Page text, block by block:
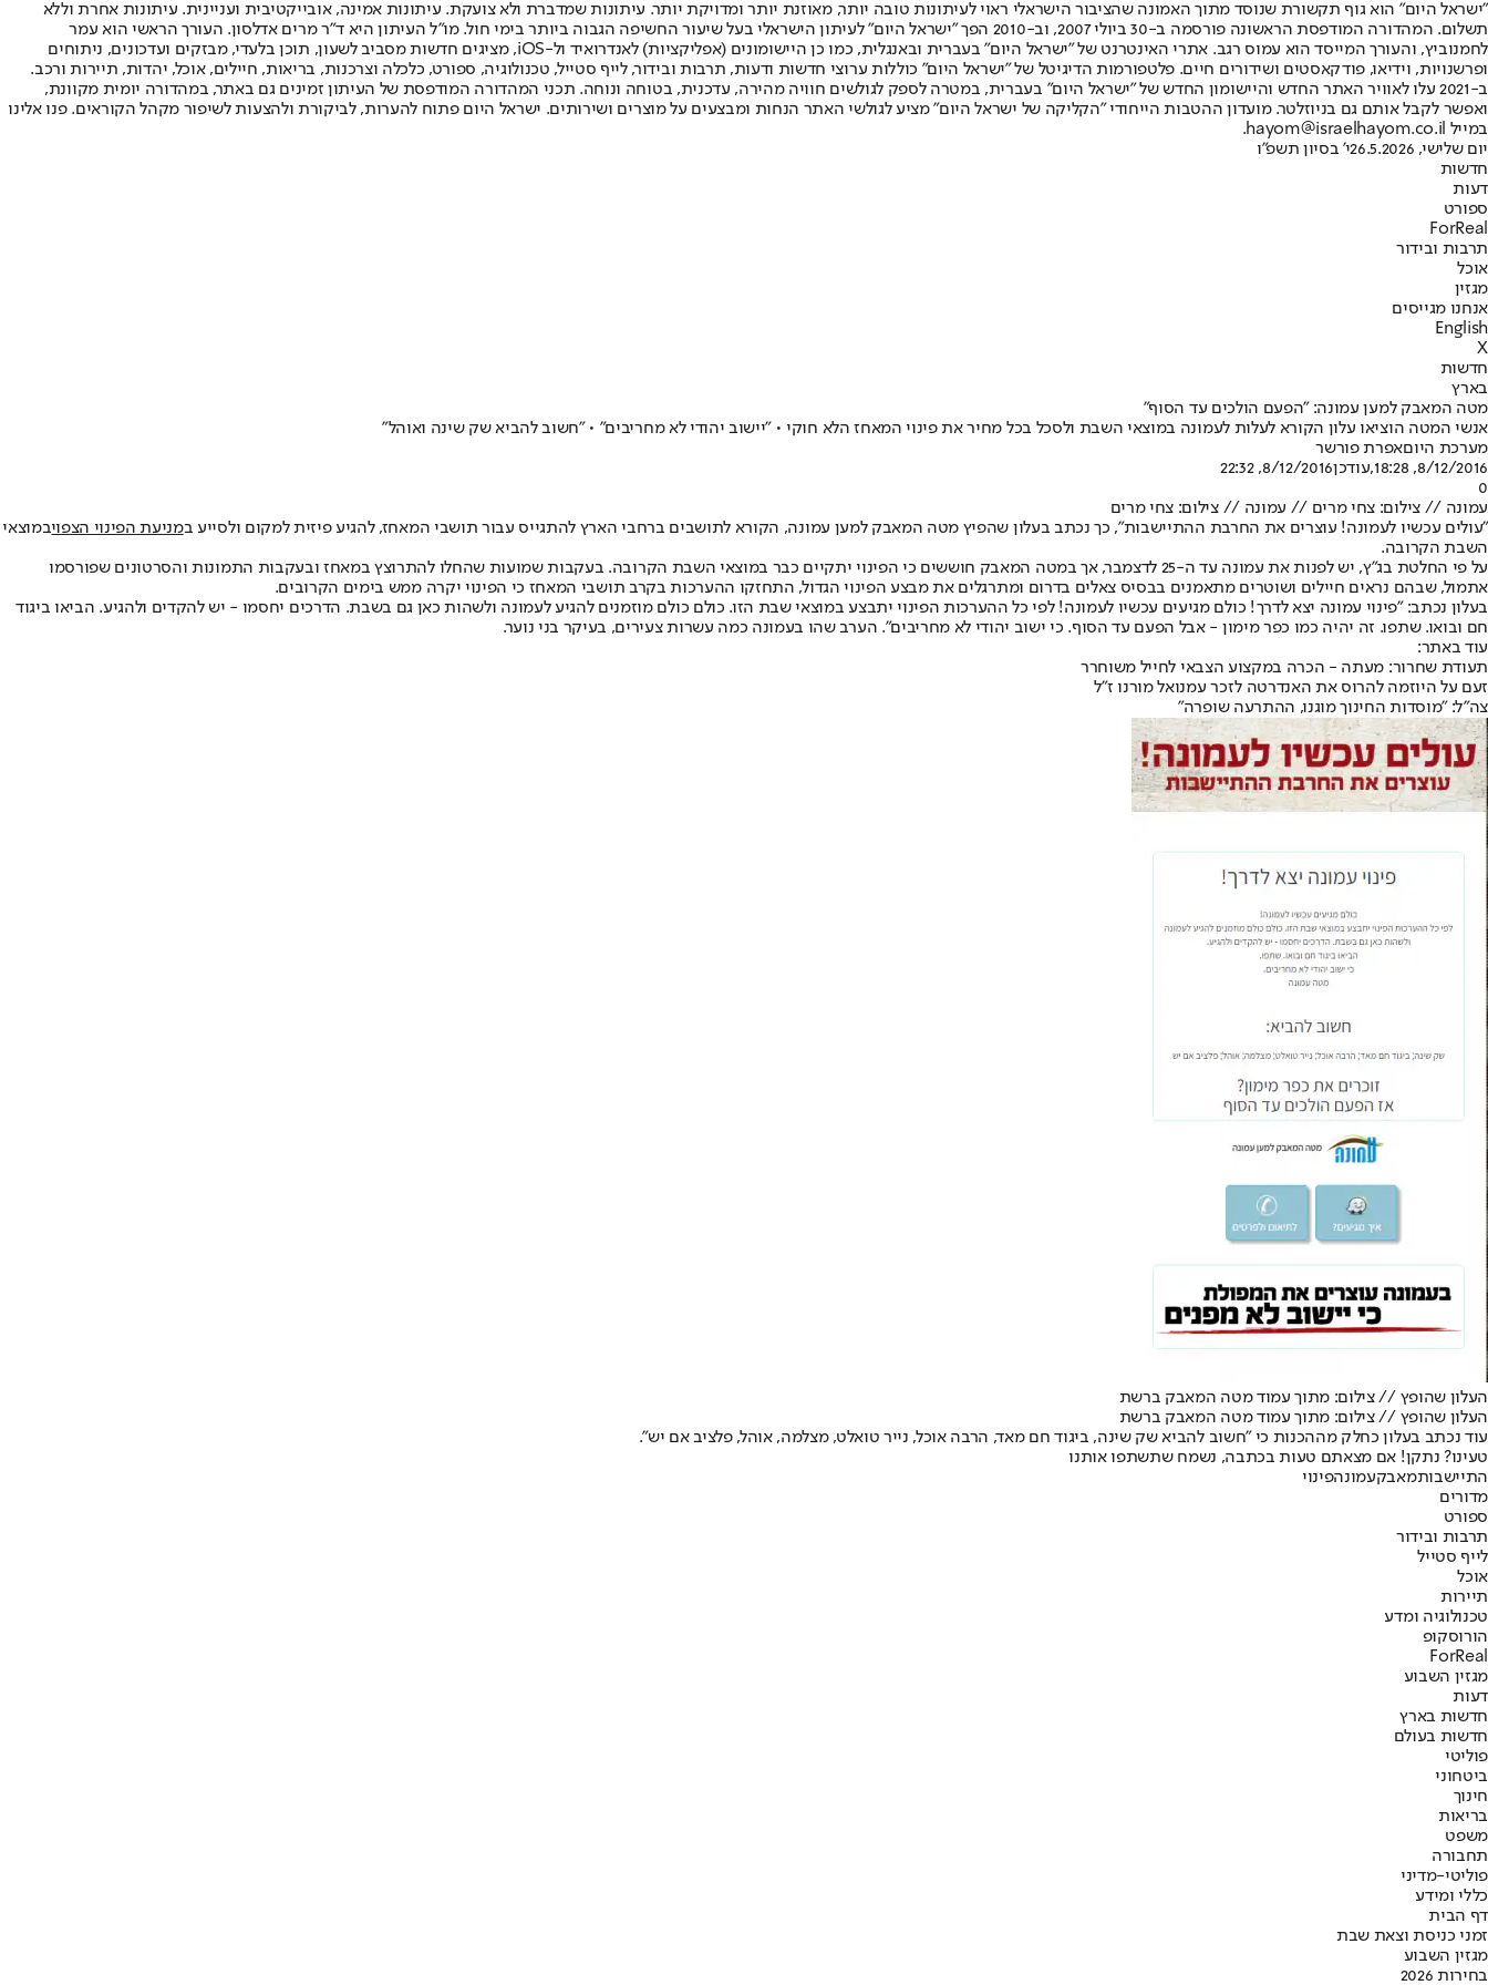
"ישראל היום" הוא גוף תקשורת שנוסד מתוך האמונה שהציבור הישראלי ראוי לעיתונות טובה יותר, מאוזנת יותר ומדויקת יותר. עיתונות שמדברת ולא צועקת. עיתונות אמינה, אובייקטיבית ועניינית. עיתונות אחרת וללא
תשלום. המהדורה המודפסת הראשונה פורסמה ב-30 ביולי 2007, וב-2010 הפך "ישראל היום" לעיתון הישראלי בעל שיעור החשיפה הגבוה ביותר בימי חול. מו"ל העיתון היא ד"ר מרים אדלסון. העורך הראשי הוא עמר
לחמנוביץ, והעורך המייסד הוא עמוס רגב. אתרי האינטרנט של "ישראל היום" בעברית ובאנגלית, כמו כן היישומונים (אפליקציות) לאנדרואיד ול-iOS, מציגים חדשות מסביב לשעון, תוכן בלעדי, מבזקים ועדכונים, ניתוחים
ופרשנויות, וידיאו, פודקאסטים ושידורים חיים. פלטפורמות הדיגיטל של "ישראל היום" כוללות ערוצי חדשות ודעות, תרבות ובידור, לייף סטייל, טכנולוגיה, ספורט, כלכלה וצרכנות, בריאות, חיילים, אוכל, יהדות, תיירות ורכב.
ב-2021 עלו לאוויר האתר החדש והיישומון החדש של "ישראל היום" בעברית, במטרה לספק לגולשים חוויה מהירה, עדכנית, בטוחה ונוחה. תכני המהדורה המודפסת של העיתון זמינים גם באתר, במהדורה יומית מקוונת,
ואפשר לקבל אותם גם בניוזלטר. מועדון ההטבות הייחודי "הקליקה של ישראל היום" מציע לגולשי האתר הנחות ומבצעים על מוצרים ושירותים. ישראל היום פתוח להערות, לביקורת ולהצעות לשיפור מקהל הקוראים. פנו אלינו
במייל hayom@israelhayom.co.il.
יום שלישי, 26.5.2026
י' בסיון תשפ"ו
חדשות
דעות
ספורט
ForReal
תרבות ובידור
אוכל
מגזין
אנחנו מגייסים
English
X
חדשות
בארץ
מטה המאבק למען עמונה: "הפעם הולכים עד הסוף"
אנשי המטה הוציאו עלון הקורא לעלות לעמונה במוצאי השבת ולסכל בכל מחיר את פינוי המאחז הלא חוקי • "יישוב יהודי לא מחריבים" • "חשוב להביא שק שינה ואוהל"
מערכת היוםאפרת פורשר
8/12/2016, 18:28
,עודכן8/12/2016, 22:32
0
עמונה // צילום: צחי מרים // עמונה // צילום: צחי מרים
"עולים עכשיו לעמונה! עוצרים את החרבת ההתיישבות", כך נכתב בעלון שהפיץ מטה המאבק למען עמונה, הקורא לתושבים ברחבי הארץ להתגייס עבור תושבי המאחז, להגיע פיזית למקום ולסייע במניעת הפינוי הצפויבמוצאי
השבת הקרובה.
על פי החלטת בג"ץ, יש לפנות את עמונה עד ה-25 לדצמבר, אך במטה המאבק חוששים כי הפינוי יתקיים כבר במוצאי השבת הקרובה. בעקבות שמועות שהחלו להתרוצץ במאחז ובעקבות התמונות והסרטונים שפורסמו
אתמול, שבהם נראים חיילים ושוטרים מתאמנים בבסיס צאלים בדרום ומתרגלים את מבצע הפינוי הגדול, התחזקו ההערכות בקרב תושבי המאחז כי הפינוי יקרה ממש בימים הקרובים.
בעלון נכתב: "פינוי עמונה יצא לדרך! כולם מגיעים עכשיו לעמונה! לפי כל ההערכות הפינוי יתבצע במוצאי שבת הזו. כולם כולם מוזמנים להגיע לעמונה ולשהות כאן גם בשבת. הדרכים יחסמו - יש להקדים ולהגיע. הביאו ביגוד
חם ובואו. שתפו. זה יהיה כמו כפר מימון - אבל הפעם עד הסוף. כי ישוב יהודי לא מחריבים". הערב שהו בעמונה כמה עשרות צעירים, בעיקר בני נוער.
עוד באתר:
תעודת שחרור: מעתה - הכרה במקצוע הצבאי לחייל משוחרר
זעם על היוזמה להרוס את האנדרטה לזכר עמנואל מורנו ז"ל
צה"ל: "מוסדות החינוך מוגנו, ההתרעה שופרה"
העלון שהופץ // צילום: מתוך עמוד מטה המאבק ברשת
העלון שהופץ // צילום: מתוך עמוד מטה המאבק ברשת
עוד נכתב בעלון כחלק מההכנות כי "חשוב להביא שק שינה, ביגוד חם מאד, הרבה אוכל, נייר טואלט, מצלמה, אוהל, פלציב אם יש".
טעינו? נתקן! אם מצאתם טעות בכתבה, נשמח שתשתפו אותנו
התיישבותמאבקעמונהפינוי
מדורים
ספורט
תרבות ובידור
לייף סטייל
אוכל
תיירות
טכנולוגיה ומדע
הורוסקופ
ForReal
מגזין השבוע
דעות
חדשות בארץ
חדשות בעולם
פוליטי
ביטחוני
חינוך
בריאות
משפט
תחבורה
פוליטי-מדיני
כללי ומידע
דף הבית
זמני כניסת וצאת שבת
מגזין השבוע
בחירות 2026